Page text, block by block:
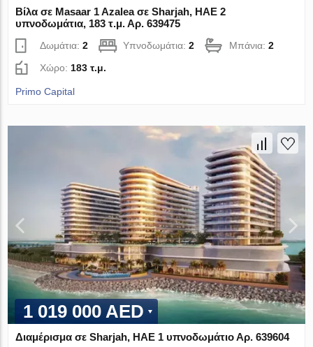
Βίλα σε Masaar 1 Azalea σε Sharjah, ΗΑΕ 2
υπνοδωμάτια, 183 τ.μ. Αρ. 639475
Δωμάτια:2 Υπνοδωμάτια:2 Μπάνια:2
Χώρο: 183 τ.μ.
Primo Capital
1 019 000 AED
Διαμέρισμα σε Sharjah, ΗΑΕ 1 υπνοδωμάτιο Αρ. 639604